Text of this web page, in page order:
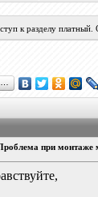
к разделу платный.
при монтаже